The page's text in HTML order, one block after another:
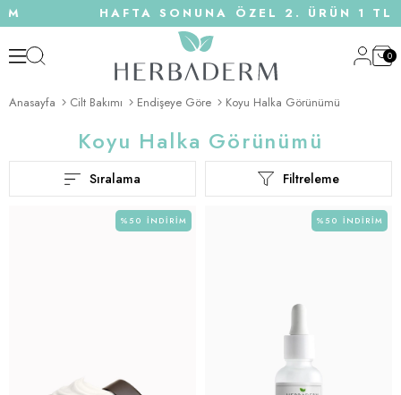
HAFTA SONUNA ÖZEL 2. ÜRÜN 1
0
Anasayfa Cilt Bakımı Endişeye Göre Koyu Halka Görünümü
Koyu Halka Görünümü
Filtreleme
Sıralama
%50 İNDIRIM %50 İNDIRIM